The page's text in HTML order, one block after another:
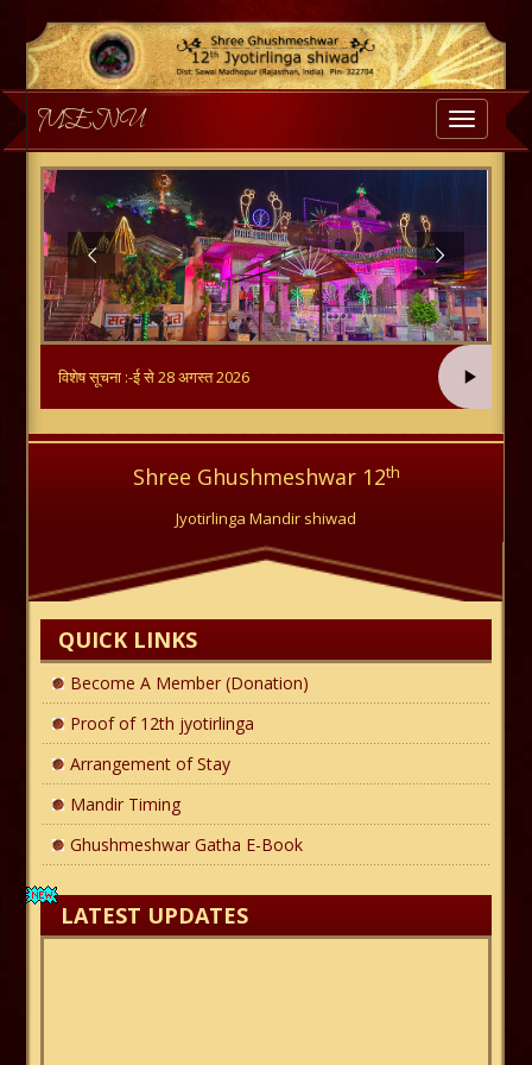
MENU
Toggle
विशेष सूचना :-
2026, 30 जुलाई से 28 अगस्त 2026
Shree Ghushmeshwar 12th
Jyotirlinga Mandir shiwad
QUICK LINKS
Become A Member (Donation)
Proof of 12th jyotirlinga
Arrangement of Stay
Mandir Timing
Ghushmeshwar Gatha E-Book
LATEST UPDATES